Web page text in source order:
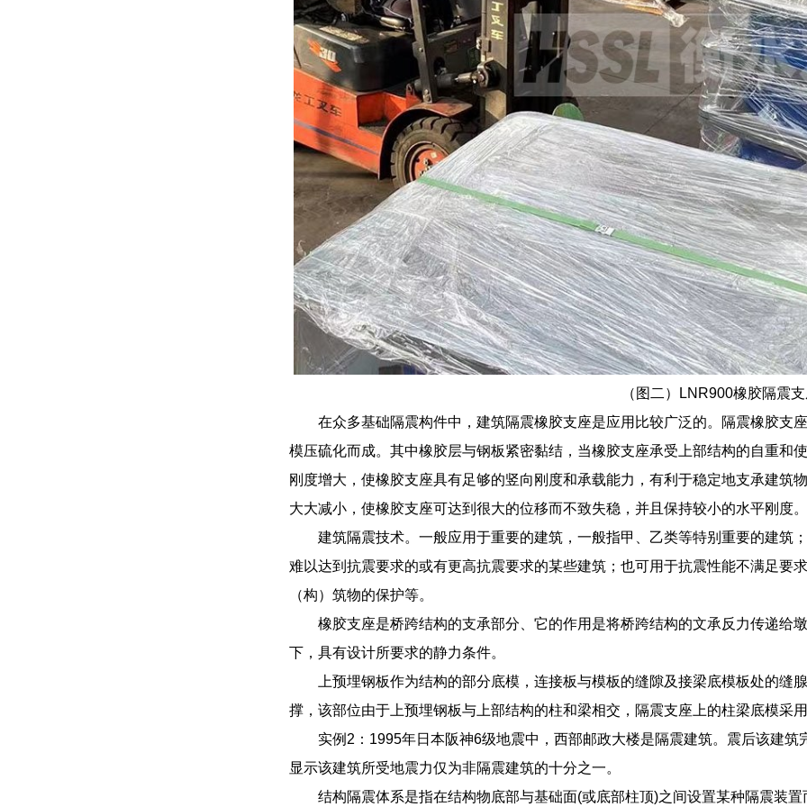
（图二）LNR900橡胶隔震
在众多基础隔震构件中，建筑隔震橡胶支座是应用比较广泛的。隔震橡胶支
模压硫化而成。其中橡胶层与钢板紧密黏结，当橡胶支座承受上部结构的自重和
刚度增大，使橡胶支座具有足够的竖向刚度和承载能力，有利于稳定地支承建筑
大大减小，使橡胶支座可达到很大的位移而不致失稳，并且保持较小的水平刚度。
建筑隔震技术。一般应用于重要的建筑，一般指甲、乙类等特别重要的建筑
难以达到抗震要求的或有更高抗震要求的某些建筑；也可用于抗震性能不满足要
（构）筑物的保护等。
橡胶支座是桥跨结构的支承部分、它的作用是将桥跨结构的文承反力传递给
下，具有设计所要求的静力条件。
上预埋钢板作为结构的部分底模，连接板与模板的缝隙及接梁底模板处的
撑，该部位由于上预埋钢板与上部结构的柱和梁相交，隔震支座上的柱梁底模采
实例2：1995年日本阪神6级地震中，西部邮政大楼是隔震建筑。震后该建
显示该建筑所受地震力仅为非隔震建筑的十分之一。
结构隔震体系是指在结构物底部与基础面(或底部柱顶)之间设置某种隔震装